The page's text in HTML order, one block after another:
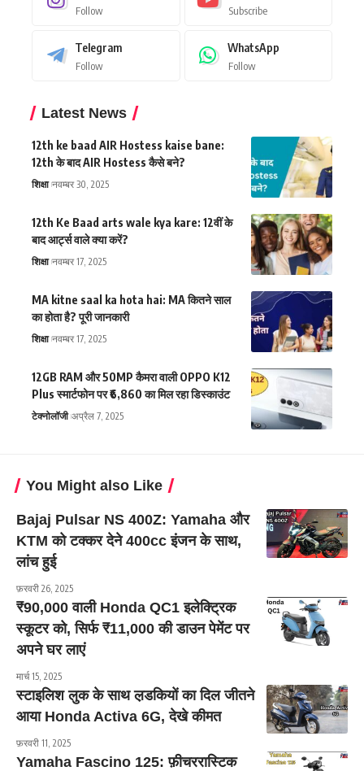
Follow Subscribe
Telegram
Follow
WhatsApp
Follow
Latest News
12th ke baad AIR Hostess kaise bane:
12th के बाद AIR Hostess कैसे बने?
शिक्षा नवम्बर 30, 2025
12th Ke Baad arts wale kya kare: 12वीं के
बाद आर्ट्स वाले क्या करें?
शिक्षा नवम्बर 17, 2025
MA kitne saal ka hota hai: MA कितने साल
का होता है? पूरी जानकारी
शिक्षा नवम्बर 17, 2025
12GB RAM और 50MP कैमरा वाली OPPO K12
Plus स्मार्टफोन पर ₹6,860 का मिल रहा डिस्काउंट
टेक्नोलॉजी अप्रैल 7, 2025
You Might also Like
Bajaj Pulsar NS 400Z: Yamaha और
KTM को टक्कर देने 400cc इंजन के साथ,
लांच हुई
फ़रवरी 26, 2025
₹90,000 वाली Honda QC1 इलेक्ट्रिक
स्कूटर को, सिर्फ ₹11,000 की डाउन पेमेंट पर
अपने घर लाएं
मार्च 15, 2025
स्टाइलिश लुक के साथ ल़डकियों का दिल जीतने
आया Honda Activa 6G, देखे कीमत
फ़रवरी 11, 2025
Yamaha Fascino 125: फ़ीचररास्टिक